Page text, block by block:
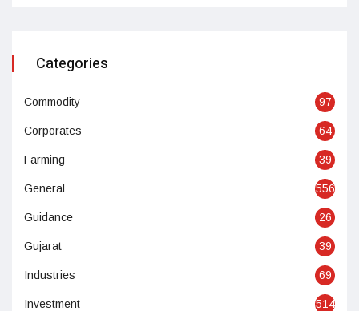
Categories
Commodity 97
Corporates 64
Farming 39
General 556
Guidance 26
Gujarat 39
Industries 69
Investment 514